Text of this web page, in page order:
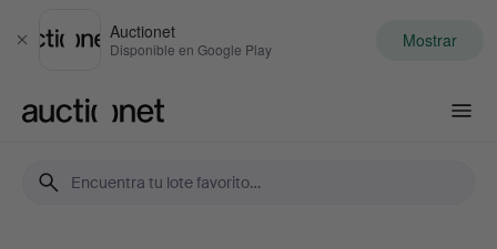
Cerrar
Auctionet
Disponible en Google Play Mostrar